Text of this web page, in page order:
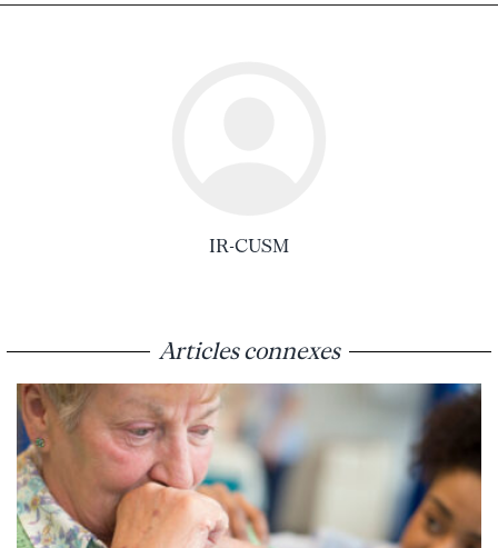
IR-CUSM
Articles connexes